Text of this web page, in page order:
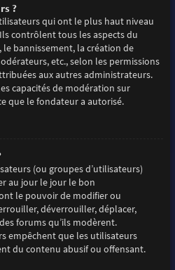
?
qui ont le plus haut niveau
contrôlent tous les aspects du
bannissement, la création de
etc., selon les permissions
aux autres administrateurs.
capacités de modération sur
que le fondateur a autorisé.
(ou groupes d’utilisateurs)
au jour le jour le bon
le pouvoir de modifier ou
déverrouiller, déplacer,
forums qu’ils modèrent.
empêchent que les utilisateurs
du contenu abusif ou offensant.